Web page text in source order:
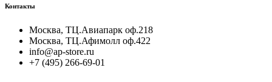
Контакты
Москва, ТЦ.Авиапарк оф.218
Москва, ТЦ.Афимолл оф.422
info@ap-store.ru
+7 (495) 266-69-01